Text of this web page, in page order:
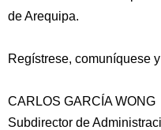
de Arequipa.
Regístrese, comuníquese
CARLOS GARCÍA WONG
Subdirector de